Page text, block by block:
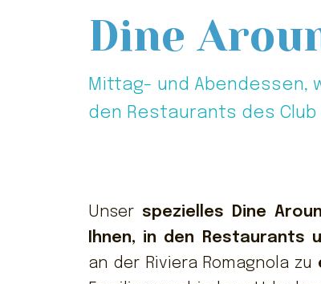
Dine
Mittag- und Abendessen,
den Restaurants des Club
Unser spezielles Dine
Ihnen, in den Restaurants
an der Riviera Romagnola zu